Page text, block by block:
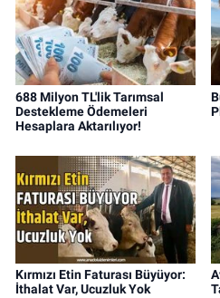
688 Milyon TL'lik Tarımsal
Destekleme Ödemeleri
Hesaplara Aktarılıyor!
Kırmızı Etin Faturası Büyüyor:
İthalat Var, Ucuzluk Yok